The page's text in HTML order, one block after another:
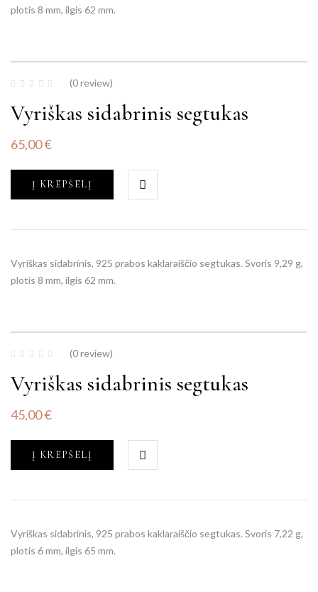
plotis 8 mm, ilgis 62 mm.
(0 review)
Vyriškas sidabrinis segtukas
65,00€
Į KREPŠELĮ
Vyriškas sidabrinis, 925 prabos kaklaraiščio segtukas. Svoris 9,29 g,
plotis 8 mm, ilgis 62 mm.
(0 review)
Vyriškas sidabrinis segtukas
45,00€
Į KREPŠELĮ
Vyriškas sidabrinis, 925 prabos kaklaraiščio segtukas. Svoris 7,22 g,
plotis 6 mm, ilgis 65 mm.